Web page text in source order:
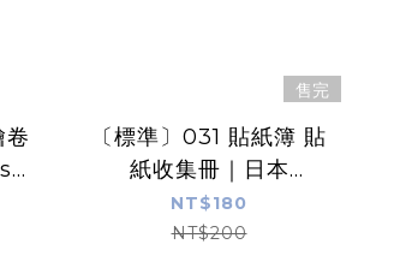
卷
售完
〔標準〕031 貼紙簿 貼
紙收集冊｜日本
Traveler’s Notebook
NT$180
NT$200